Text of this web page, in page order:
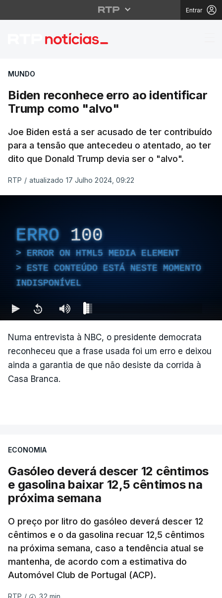
Entrar
Biden reconhece
MUNDO
Biden reconhece erro ao identificar
Trump como "alvo"
Joe Biden está a ser acusado de ter contribuído
para a tensão que antecedeu o atentado, ao ter
dito que Donald Trump devia ser o "alvo".
RTP / atualizado 17 Julho 2024, 09:22
ERRO 100
ERROR ON HTML5 MEDIA ELEMENT
ESTE CONTEÚDO ESTÁ NESTE MOMENTO
INDISPONÍVEL
Numa entrevista à NBC, o presidente democrata
reconheceu que a frase usada foi um erro e deixou
ainda a garantia de que não desiste da corrida à
Casa Branca.
ECONOMIA
Gasóleo deverá descer 12 cêntimos
e gasolina baixar 12,5 cêntimos na
próxima semana
O preço por litro do gasóleo deverá descer 12
cêntimos e o da gasolina recuar 12,5 cêntimos
na próxima semana, caso a tendência atual se
mantenha, de acordo com a estimativa do
Automóvel Club de Portugal (ACP).
32 min.